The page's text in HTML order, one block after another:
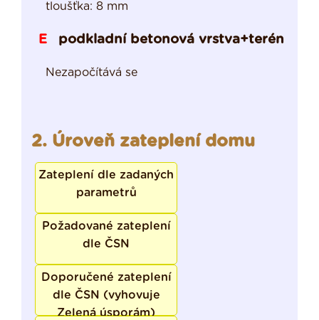
tloušťka: 8 mm
E podkladní betonová vrstva+terén
Nezapočítává se
2. Úroveň zateplení domu
Zateplení dle zadaných
parametrů
Požadované zateplení
dle ČSN
Doporučené zateplení
dle ČSN (vyhovuje
Zelená úsporám)